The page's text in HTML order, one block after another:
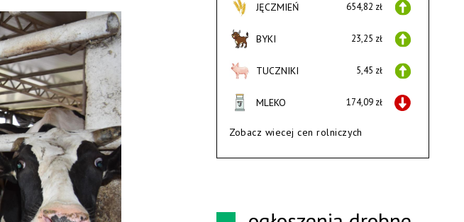
JĘCZMIEŃ 654,82 zł
BYKI 23,25 zł
TUCZNIKI 5,45 zł
MLEKO 174,09 zł
Zobacz wiecej cen rolniczych